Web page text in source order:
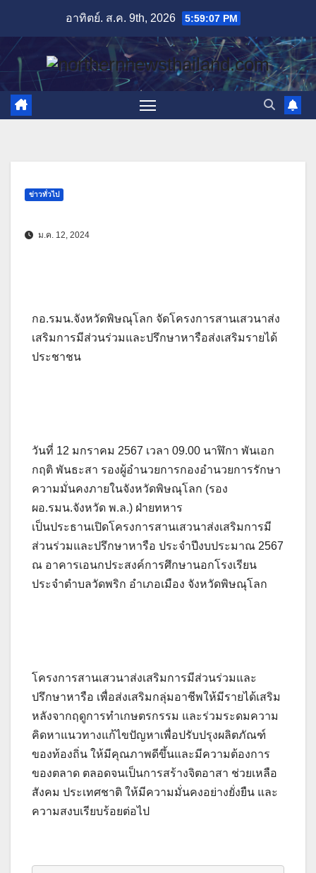
content
อาทิตย์. ส.ค. 9th, 2026 5:59:08 PM
ข่าวทั่วไป
ม.ค. 12, 2024
กอ.รมน.จังหวัดพิษณุโลก จัดโครงการสานเสวนาส่ง
เสริมการมีส่วนร่วมและปรึกษาหารือส่งเสริมรายได้
ประชาชน
วันที่ 12 มกราคม 2567 เวลา 09.00 นาฬิกา พันเอก
กฤติ พันธะสา รองผู้อำนวยการกองอำนวยการรักษา
ความมั่นคงภายในจังหวัดพิษณุโลก (รอง
ผอ.รมน.จังหวัด พ.ล.) ฝ่ายทหาร
เป็นประธานเปิดโครงการสานเสวนาส่งเสริมการมี
ส่วนร่วมและปรึกษาหารือ ประจำปีงบประมาณ 2567
ณ อาคารเอนกประสงค์การศึกษานอกโรงเรียน
ประจำตำบลวัดพริก อำเภอเมือง จังหวัดพิษณุโลก
โครงการสานเสวนาส่งเสริมการมีส่วนร่วมและ
ปรึกษาหารือ เพื่อส่งเสริมกลุ่มอาชีพให้มีรายได้เสริม
หลังจากฤดูการทำเกษตรกรรม และร่วมระดมความ
คิดหาแนวทางแก้ไขปัญหาเพื่อปรับปรุงผลิตภัณฑ์
ของท้องถิ่น ให้มีคุณภาพดีขึ้นและมีความต้องการ
ของตลาด ตลอดจนเป็นการสร้างจิตอาสา ช่วยเหลือ
สังคม ประเทศชาติ ให้มีความมั่นคงอย่างยั่งยืน และ
ความสงบเรียบร้อยต่อไป